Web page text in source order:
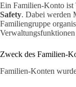
Ein Familien-Konto ist
Safety. Dabei werden
Familiengruppe
Zweck des Familien-
Familien-Konten